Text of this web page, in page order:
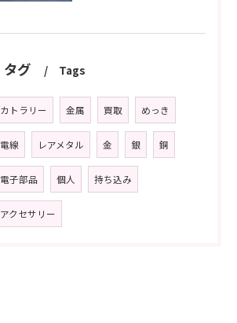
タグ Tags
カトラリー 金属 買取 めっき
電線 レアメタル 金 銀 銅
電子部品 個人 持ち込み
アクセサリー